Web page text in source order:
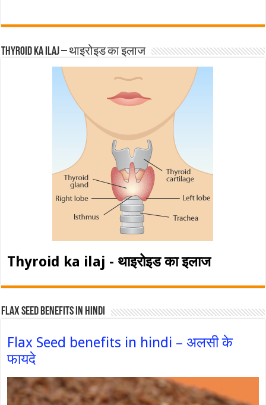
Thyroid ka ilaj – थाइरोइड का इलाज
Thyroid ka ilaj - थाइरोइड का इलाज
Flax Seed Benefits in hindi
Flax Seed benefits in hindi – अलसी के
फायदे